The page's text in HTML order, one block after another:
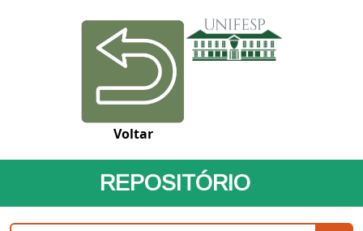
Voltar
REPOSITÓRIO